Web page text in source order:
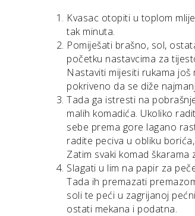
Kvasac otopiti u toplom
tak minuta.
Pomiješati brašno, sol,
početku nastavcima za
Nastaviti mijesiti rukama
pokriveno da se diže
Tada ga istresti na
malih komadića. Ukoliko
sebe prema gore lagano
radite peciva u obliku
Zatim svaki komad
Slagati u lim na papir za
Tada ih premazati
soli te peći u zagrijanoj
ostati mekana i podatna.